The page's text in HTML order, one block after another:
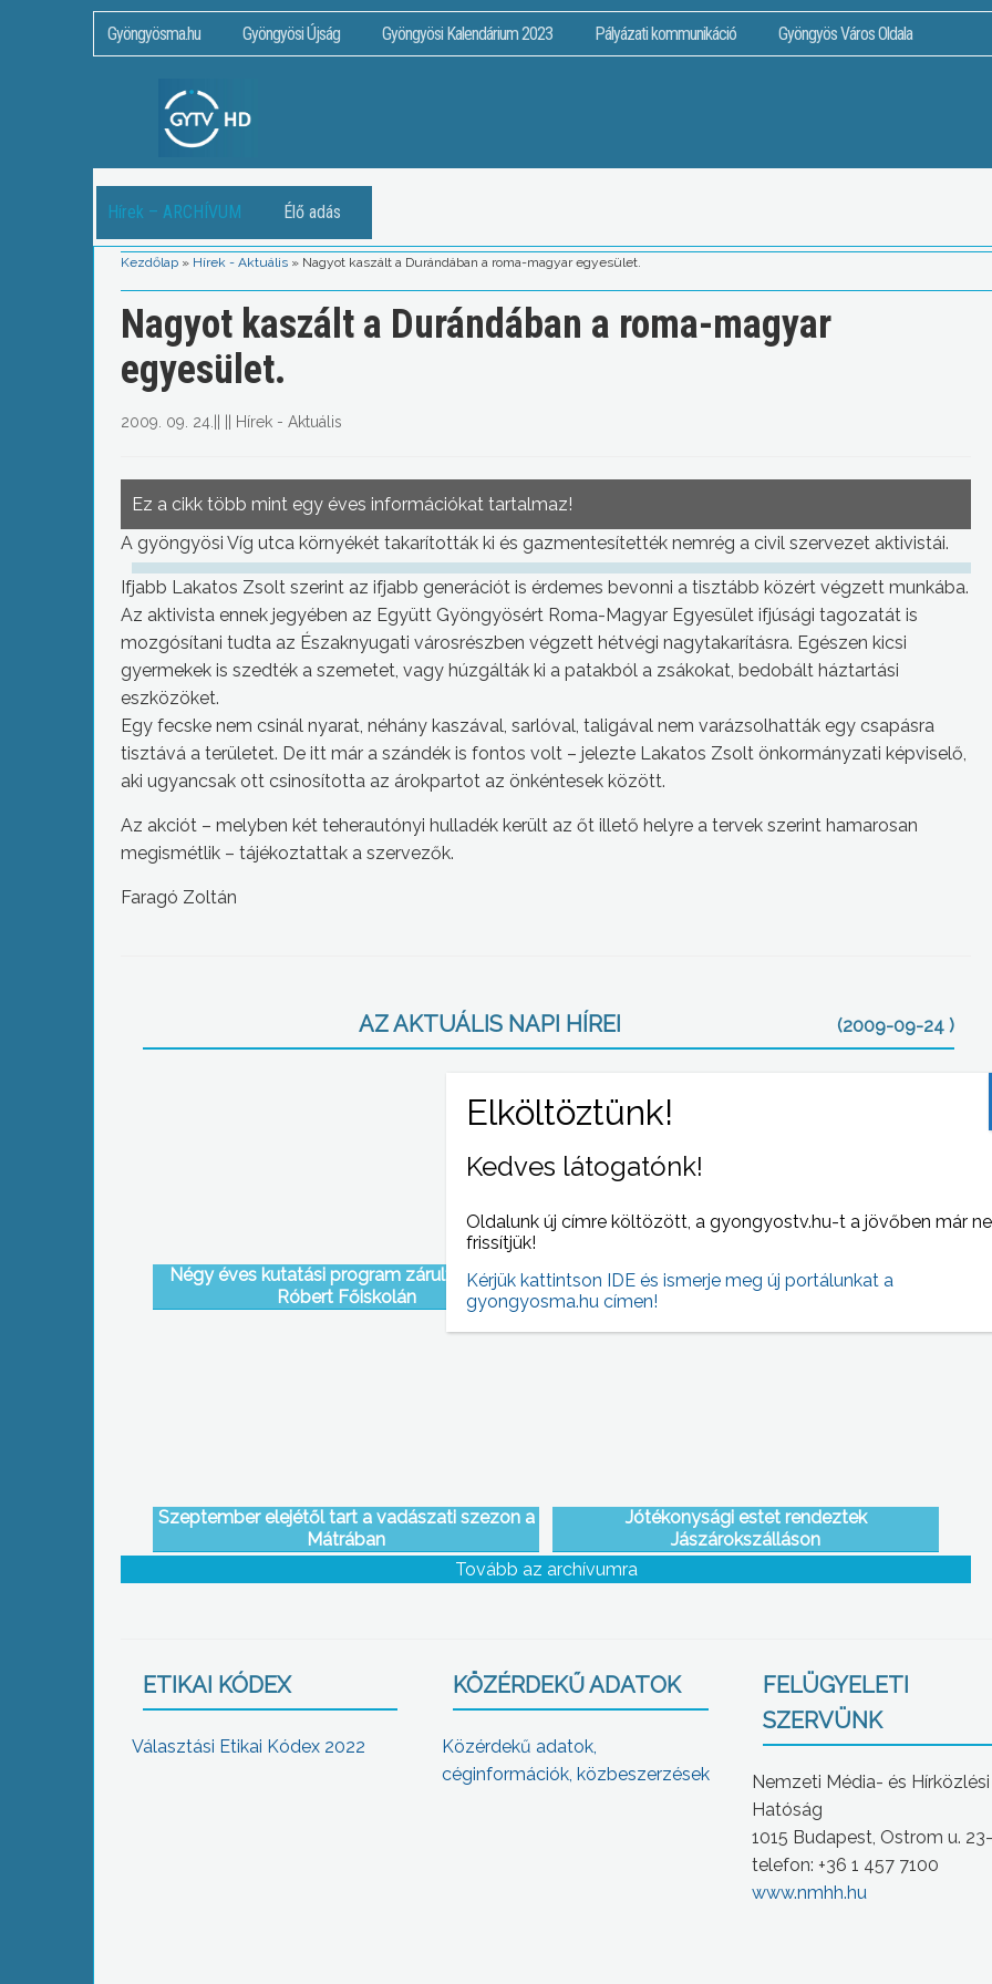
Gyöngyösma.hu Gyöngyösi Újság Gyöngyösi Kalendárium 2023 Pályázati kommunikáció Gyöngyös Város Oldala
Hírek – ARCHÍVUM Élő adás
Kezdőlap » Hírek - Aktuális » Nagyot kaszált a Durándában a roma-magyar egyesület.
Nagyot kaszált a Durándában a roma-magyar
egyesület.
2009. 09. 24. Hírek - Aktuális
Ez a cikk több mint egy éves információkat tartalmaz!
A gyöngyösi Víg utca környékét takarították ki és gazmentesítették nemrég a civil szervezet aktivistái.
Ifjabb Lakatos Zsolt szerint az ifjabb generációt is érdemes bevonni a tisztább közért végzett munkába.
Az aktivista ennek jegyében az Együtt Gyöngyösért Roma-Magyar Egyesület ifjúsági tagozatát is
mozgósítani tudta az Északnyugati városrészben végzett hétvégi nagytakarításra. Egészen kicsi
gyermekek is szedték a szemetet, vagy húzgálták ki a patakból a zsákokat, bedobált háztartási
eszközöket.
Egy fecske nem csinál nyarat, néhány kaszával, sarlóval, taligával nem varázsolhatták egy csapásra
tisztává a területet. De itt már a szándék is fontos volt – jelezte Lakatos Zsolt önkormányzati képviselő,
aki ugyancsak ott csinosította az árokpartot az önkéntesek között.
Az akciót – melyben két teherautónyi hulladék került az őt illető helyre a tervek szerint hamarosan
megismétlik – tájékoztattak a szervezők.
Faragó Zoltán
AZ AKTUÁLIS NAPI HÍREI (2009-09-24 )
Négy éves kutatási program zárult a Károly
Róbert Főiskolán
Megjelentek a Baross Gábor program idei
régiós pályázati felhívásai.
Szeptember elejétől tart a vadászati szezon a
Mátrában
Jótékonysági estet rendeztek
Jászárokszálláson
Tovább az archívumra
ETIKAI KÓDEX
Választási Etikai Kódex 2022
KÖZÉRDEKŰ ADATOK
Közérdekű adatok,
céginformációk, közbeszerzések
FELÜGYELETI
SZERVÜNK
Nemzeti Média- és Hírközlési
Hatóság
1015 Budapest, Ostrom u.
telefon: +36 1 457 7100
www.nmhh.hu
Kedves látogatónk!
Oldalunk új címre költözött, a gyongyostv.hu-t a jövőben már
frissítjük!
Kérjük kattintson IDE és ismerje meg új portálunkat a
gyongyosma.hu címen!